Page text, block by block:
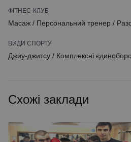
ФІТНЕС-КЛУБ
Масаж / Персональний тренер /
ВИДИ СПОРТУ
Джиу-джитсу / Комплексні
Схожі заклади